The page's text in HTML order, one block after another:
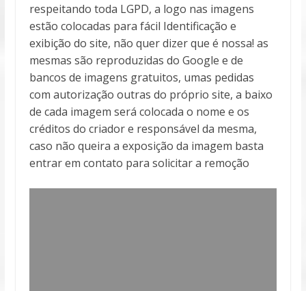
respeitando toda LGPD, a logo nas imagens
estão colocadas para fácil Identificação e
exibição do site, não quer dizer que é nossa! as
mesmas são reproduzidas do Google e de
bancos de imagens gratuitos, umas pedidas
com autorização outras do próprio site, a baixo
de cada imagem será colocada o nome e os
créditos do criador e responsável da mesma,
caso não queira a exposição da imagem basta
entrar em contato para solicitar a remoção